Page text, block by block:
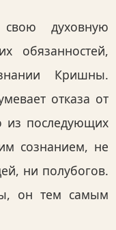
духовную
обязанностей,
Кришны.
отказа от
из последующих
сознанием, не
ни полубогов.
он тем самым